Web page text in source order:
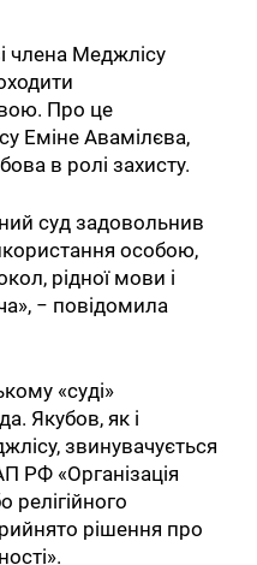
члена Меджлісу
Про це
Еміне Авамілєва,
в ролі захисту.
суд задовольнив
особою,
рідної мови і
− повідомила
«суді»
Якубов, як і
звинувачується
РФ «Організація
релігійного
рішення про